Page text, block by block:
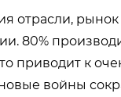
отрасли,
80%
приводит к
войны